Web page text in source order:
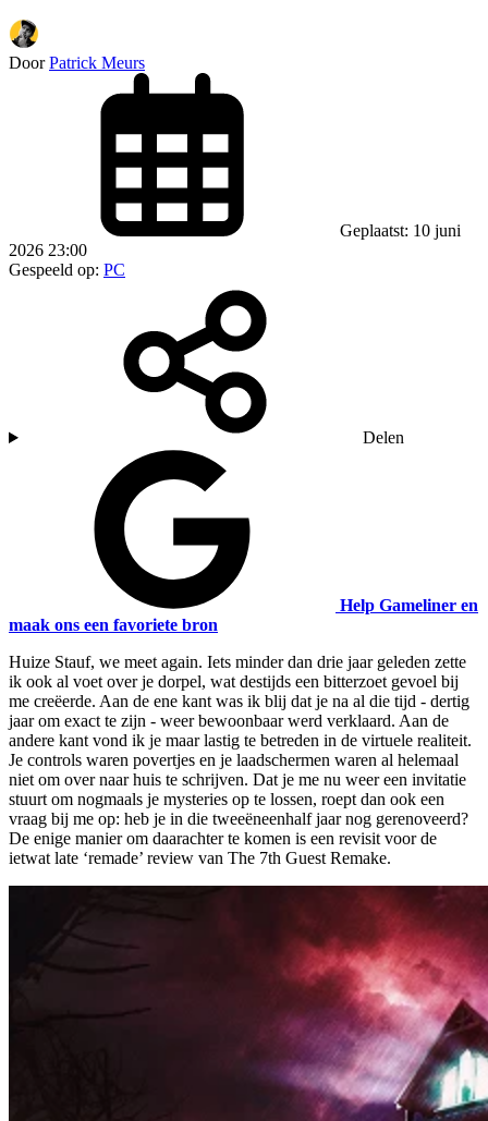
Door Patrick Meurs
Geplaatst: 10 juni
2026 23:00
Gespeeld op: PC
Delen
Help Gameliner en
maak ons een favoriete bron
Huize Stauf, we meet again. Iets minder dan drie jaar geleden zette
ik ook al voet over je dorpel, wat destijds een bitterzoet gevoel bij
me creëerde. Aan de ene kant was ik blij dat je na al die tijd - dertig
jaar om exact te zijn - weer bewoonbaar werd verklaard. Aan de
andere kant vond ik je maar lastig te betreden in de virtuele realiteit.
Je controls waren povertjes en je laadschermen waren al helemaal
niet om over naar huis te schrijven. Dat je me nu weer een invitatie
stuurt om nogmaals je mysteries op te lossen, roept dan ook een
vraag bij me op: heb je in die tweeëneenhalf jaar nog gerenoveerd?
De enige manier om daarachter te komen is een revisit voor de
ietwat late ‘remade’ review van The 7th Guest Remake.